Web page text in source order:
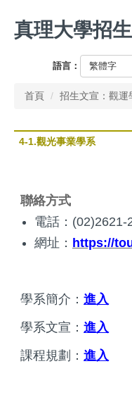
到
主真理大學招
語言：
首頁 招生文宣：觀運
4-1.觀光事業學系
聯絡方式
電話：(02)2621-
網址： https://
學系簡介： 進入
學系文宣： 進入
課程規劃： 進入